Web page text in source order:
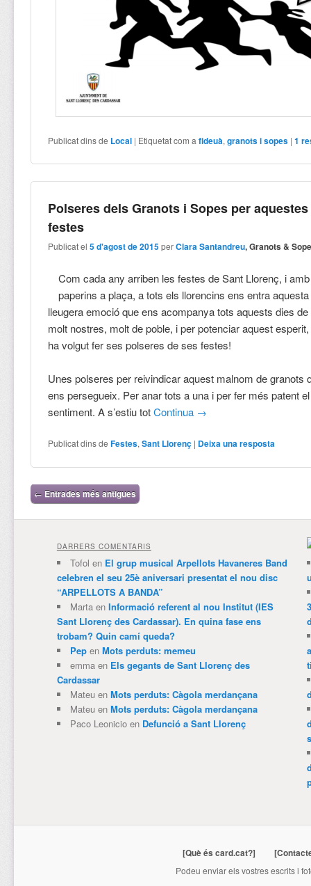
Publicat dins de Local | Etiquetat com a fideuà,granots i sopes |1
Polseres dels Granots i Sopes per aquestes
festes
Publicat el5 d'agost de 2015 perClara Santandreu, Granots &
Com cada any arriben les festes de Sant Llorenç, i
paperins a plaça, a tots els llorencins ens entra
lleugera emoció que ens acompanya tots aquests dies
molt nostres, molt de poble, i per potenciar aquest
ha volgut fer ses polseres de ses festes!
Unes polseres per reivindicar aquest malnom de granots
ens persegueix. Per anar tots a una i per fer més patent
sentiment. A s’estiu totContinua →
Publicat dins de Festes,Sant Llorenç | Deixa una resposta
Navegació per les entrades
← Entrades més antigues
DARRERS COMENTARIS
Tofol en El grup musical Arpellots Havaneres Band
celebren el seu 25è aniversari presentat el nou disc
“ARPELLOTS A BANDA”
Martaen Informació referent al nou Institut (IES
Sant Llorenç des Cardassar). En quina fase ens
trobam? Quin camí queda?
Pepen Mots perduts: memeu
emmaen Els gegants de Sant Llorenç des
Cardassar
Mateuen Mots perduts: Càgola merdançana
Mateuen Mots perduts: Càgola merdançana
Paco Leonicioen Defunció a Sant Llorenç
[Què és card.cat?]
Podeu enviar els vostres escrits i